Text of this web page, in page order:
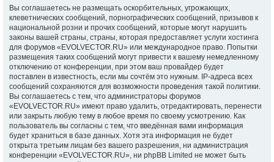
Вы соглашаетесь не размещать оскорбительных, угрожающих,
клеветнических сообщений, порнографических сообщений, призывов к
национальной розни и прочих сообщений, которые могут нарушить
законы вашей страны, страны, которая предоставляет услуги хостинга
для форумов «EVOLVECTOR.RU» или международное право. Попытки
размещения таких сообщений могут привести к вашему немедленному
отключению от конференции, при этом ваш провайдер будет
поставлен в известность, если мы сочтём это нужным. IP-адреса всех
сообщений сохраняются для возможности проведения такой политики.
Вы соглашаетесь с тем, что администраторы форумов
«EVOLVECTOR.RU» имеют право удалить, отредактировать, перенести
или закрыть любую тему в любое время по своему усмотрению. Как
пользователь вы согласны с тем, что введённая вами информация
будет храниться в базе данных. Хотя эта информация не будет
открыта третьим лицам без вашего разрешения, ни администрация
конференции «EVOLVECTOR.RU», ни phpBB Limited не может быть